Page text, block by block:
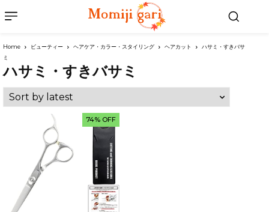
Home ビューティー ヘアケア・カラー・スタイリング ヘアカット
ハサミ・すきバサ
ミ
ハサミ・すきバサミ
74% OFF